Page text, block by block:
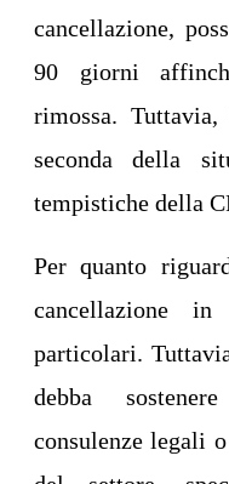
cancellazione,
90 giorni
rimossa.
seconda della
tempistiche della
Per quanto
cancellazione
particolari.
debba
consulenze legali